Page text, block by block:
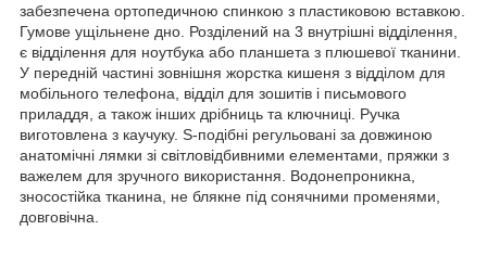
забезпечена ортопедичною спинкою з пластиковою вставкою.
Гумове ущільнене дно. Розділений на 3 внутрішні відділення,
є відділення для ноутбука або планшета з плюшевої тканини.
У передній частині зовнішня жорстка кишеня з відділом для
мобільного телефона, відділ для зошитів і письмового
приладдя, а також інших дрібниць та ключниці. Ручка
виготовлена з каучуку. S-подібні регульовані за довжиною
анатомічні лямки зі світловідбивними елементами, пряжки з
важелем для зручного використання. Водонепроникна,
зносостійка тканина, не блякне під сонячними променями,
довговічна.